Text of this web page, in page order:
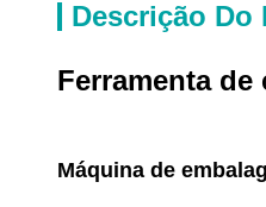
Descrição Do
Ferramenta de
Máquina de